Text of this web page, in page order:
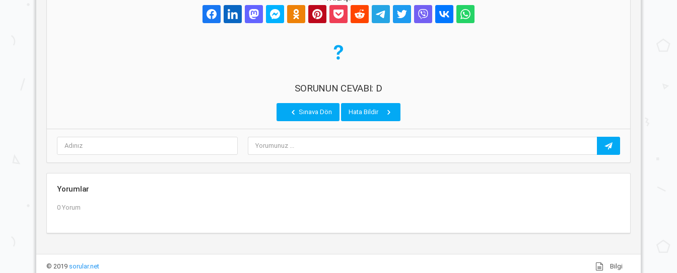
SORUNUN CEVABI: D
Sınava Dön Hata Bildir
Yorumlar
0 Yorum
© 2019 sorular.net Bilgi